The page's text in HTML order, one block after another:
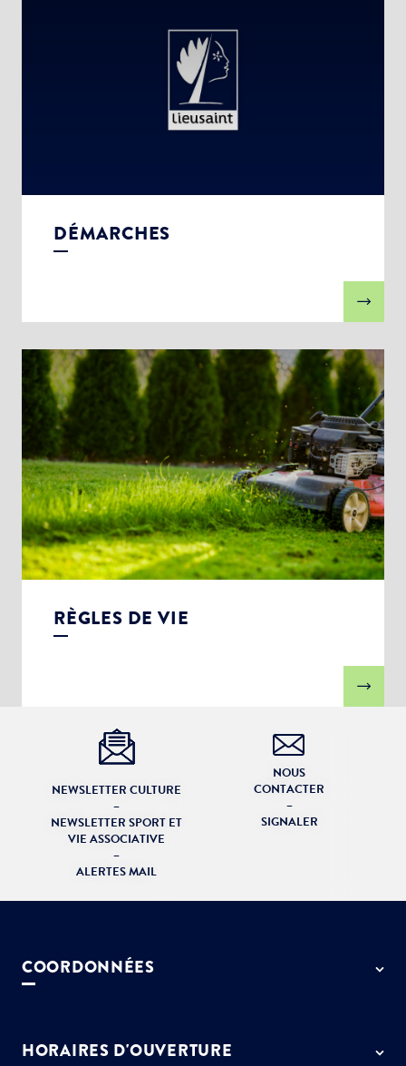
DÉMARCHES
RÈGLES DE VIE
NEWSLETTER CULTURE
–
NEWSLETTER SPORT ET
VIE ASSOCIATIVE
–
ALERTES MAIL
NOUS
CONTACTER
–
SIGNALER
COORDONNÉES
01 64 13 55 55
HORAIRES D'OUVERTURE